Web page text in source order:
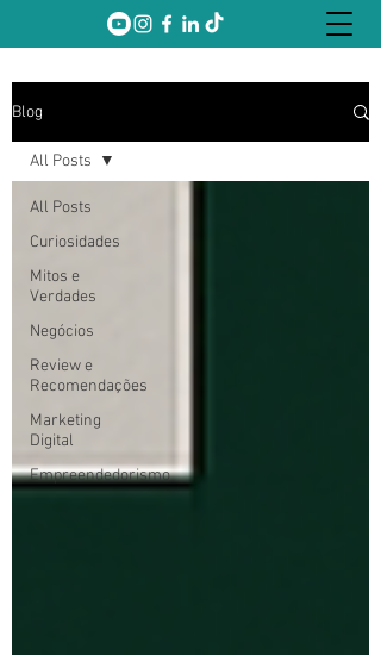
Blog
All Posts
Curiosidades
Mitos e
Verdades
Negócios
Review e
Recomendações
Marketing
Digital
Empreendedorismo
All Posts